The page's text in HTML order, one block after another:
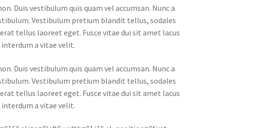
Duis vestibulum quis quam vel accumsan. Nunc a
Vestibulum pretium blandit tellus, sodales
tellus laoreet eget. Fusce vitae dui sit amet lacus
a vitae velit.
Duis vestibulum quis quam vel accumsan. Nunc a
Vestibulum pretium blandit tellus, sodales
tellus laoreet eget. Fusce vitae dui sit amet lacus
a vitae velit.